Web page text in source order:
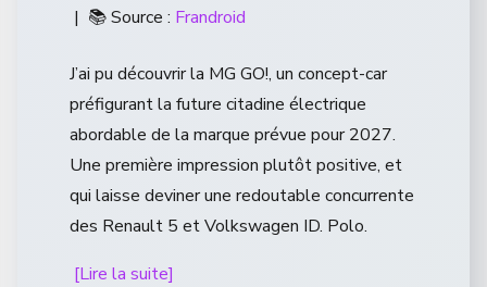
| 📚 Source : Frandroid
J’ai pu découvrir la MG GO!, un concept-car
préfigurant la future citadine électrique
abordable de la marque prévue pour 2027.
Une première impression plutôt positive, et
qui laisse deviner une redoutable concurrente
des Renault 5 et Volkswagen ID. Polo.
[Lire la suite]